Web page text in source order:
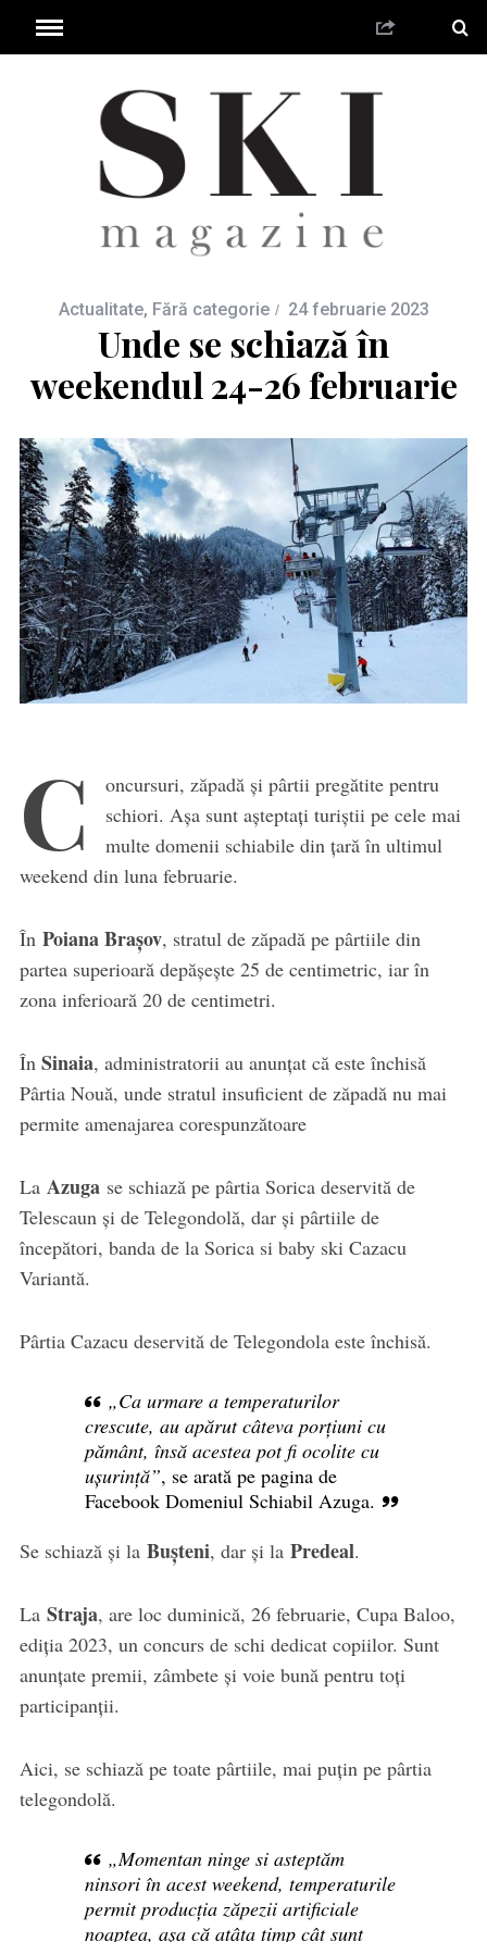
Actualitate, Fără categorie 24 februarie 2023
Unde se schiază în
weekendul 24-26 februarie
C
oncursuri, zăpadă și pârtii pregătite pentru
schiori. Așa sunt așteptați turiștii pe cele mai
multe domenii schiabile din țară în ultimul
weekend din luna februarie.
În Poiana Brașov, stratul de zăpadă pe pârtiile din
partea superioară depășește 25 de centimetric, iar în
zona inferioară 20 de centimetri.
În Sinaia, administratorii au anunțat că este închisă
Pârtia Nouă, unde stratul insuficient de zăpadă nu mai
permite amenajarea corespunzătoare
La Azugase schiază pe pârtia Sorica deservită de
Telescaun și de Telegondolă, dar și pârtiile de
începători, banda de la Sorica si baby ski Cazacu
Variantă.
Pârtia Cazacu deservită de Telegondola este închisă.
„Ca urmare a temperaturilor
crescute, au apărut câteva porțiuni cu
pământ, însă acestea pot fi ocolite cu
ușurință”, se arată pe pagina de
Facebook Domeniul Schiabil Azuga.
Se schiază și la Bușteni, dar și la Predeal.
La Straja, are loc duminică, 26 februarie, Cupa Baloo,
ediția 2023, un concurs de schi dedicat copiilor. Sunt
anunțate premii, zâmbete și voie bună pentru toți
participanții.
Aici, se schiază pe toate pârtiile, mai puțin pe pârtia
telegondolă.
„Momentan ninge si asteptăm
ninsori în acest weekend, temperaturile
permit producția zăpezii artificiale
noaptea, așa că atâta timp cât sunt